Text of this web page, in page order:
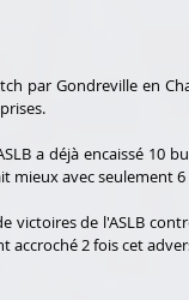
par Gondreville en
a déjà encaissé 10
mieux avec seulement 6
victoires de l'ASLB
2 fois cet